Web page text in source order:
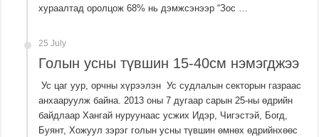
хураалтад оролцож 68% нь дэмжсэнээр “Зос …
25 July
Голын усны түвшин 15-40см нэмэгджээ
Ус цаг уур, орчны хүрээлэн Ус судлалын секторын газраас
анхааруулж байна. 2013 оны 7 дугаар сарын 25-ны өдрийн
байдлаар Хангай нуруунаас усжих Идэр, Чигэстэй, Богд,
Буянт, Хожуул зэрэг голын усны түвшин өмнөх өдрийнхөөс